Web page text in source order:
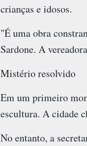
crianças e idosos.
"É uma obra
Sardone. A
Mistério resolvido
Em um primeiro
escultura. A cidade
No entanto, a